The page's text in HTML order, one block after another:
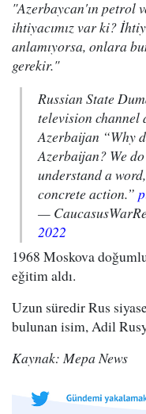
"Azerbaycan'ın petrol
ihtiyacımız var ki?
anlamıyorsa, onlara
gerekir."
Russian State
television channel
Azerbaijan “Why
Azerbaijan? We
understand a
concrete action.”
—
2022
1968 Moskova
eğitim aldı.
Uzun süredir Rus
bulunan isim, Adil
Kaynak: Mepa News